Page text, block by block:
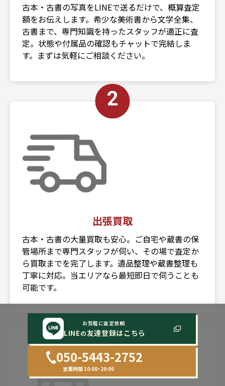
古本・古書の写真をLINEで送るだけで、概算査定
額をお伝えします。希少な美術書から文学全集、
古書まで、専門知識を持ったスタッフが適正に査
定。状態や付属品の確認もチャットで完結しま
す。まずは気軽にご相談ください。
2
出張買取
古本・古書の大量買取も安心。ご自宅や蔵書の保
管場所まで専門スタッフが伺い、その場で査定か
ら買取までを完了します。遺品整理や蔵書整理も
丁寧に対応。当エリアなら最短即日で伺うことも
可能です。
3
お気軽に査定依頼
LINEの友達登録はこちら
050-5443-2752
営業時間 10:00~20:00